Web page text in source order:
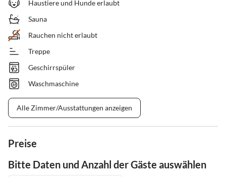
Haustiere und Hunde erlaubt
Sauna
Rauchen nicht erlaubt
Treppe
Geschirrspüler
Waschmaschine
Alle Zimmer/Ausstattungen anzeigen
Preise
Bitte Daten und Anzahl der Gäste auswählen